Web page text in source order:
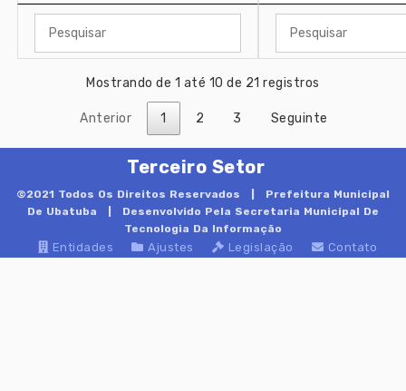
Mostrando de 1 até 10 de 21 registros
Anterior 1 2 3 Seguinte
Terceiro Setor
©2021 Todos Os Direitos Reservados | Prefeitura Municipal
De Ubatuba | Desenvolvido Pela Secretaria Municipal De
Tecnologia Da Informação
Entidades Ajustes Legislação Contato